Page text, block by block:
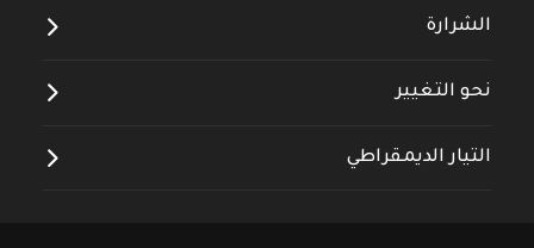
الشرارة
نحو التغيير
التيار الديمقراطي